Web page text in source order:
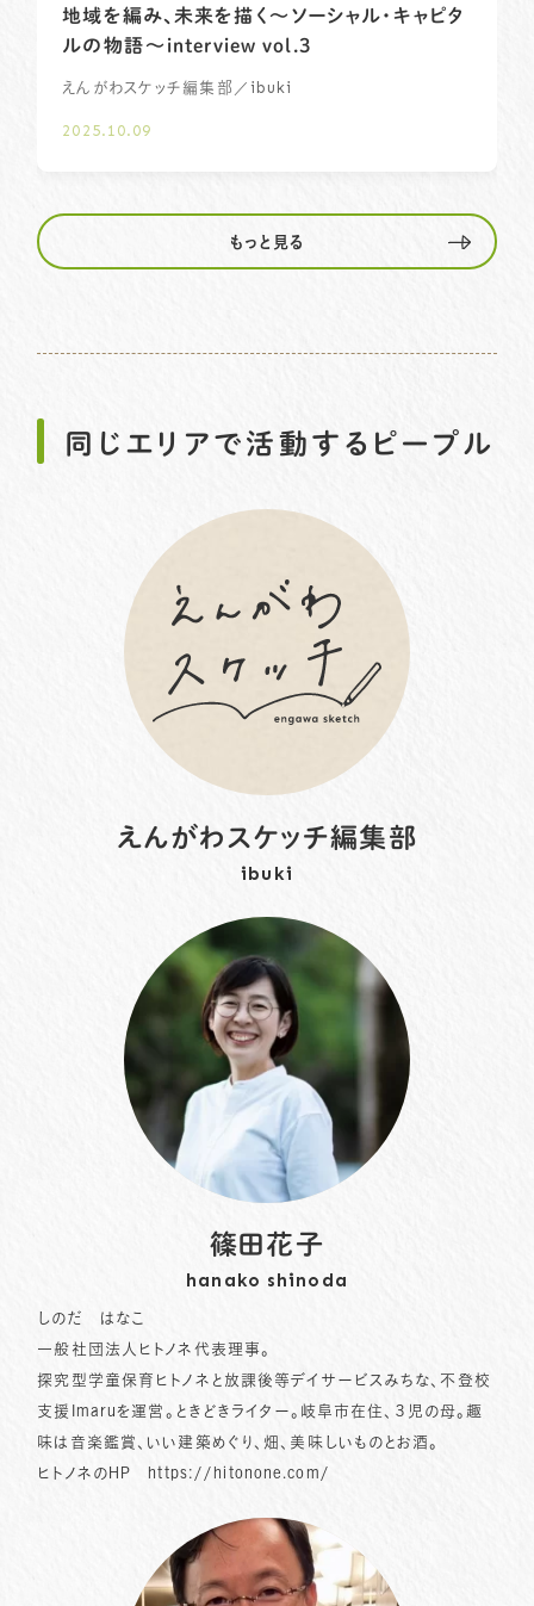
地域を編み、未来を描く～ソーシャル・キャピタ
ルの物語〜interview vol.3
えんがわスケッチ編集部 ／ibuki
2025.10.09
もっと見る
同じエリアで活動するピープル
えんがわスケッチ編集部
ibuki
篠田花子
hanako shinoda
しのだ はなこ
一般社団法人ヒトノネ代表理事。
探究型学童保育ヒトノネと放課後等デイサービスみちな、不登校
支援Imaruを運営。ときどきライター。岐阜市在住、３児の母。趣
味は音楽鑑賞、いい建築めぐり、畑、美味しいものとお酒。
ヒトノネのHP https://hitonone.com/